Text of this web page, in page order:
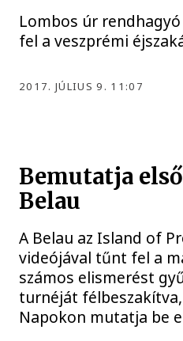
Lombos úr
fel a veszprémi
2017. JÚLIUS 9. 11:07
Bemutatja
Belau
A Belau az Island of
videójával tűnt fel a
számos elismerést
turnéját félbeszakítva,
Napokon mutatja be